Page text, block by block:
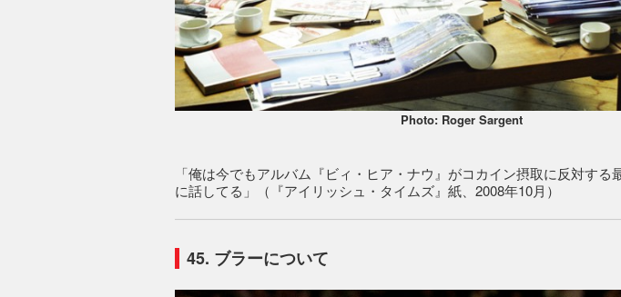
Photo: Roger Sargent
「俺は今でもアルバム『ビィ・ヒア・ナウ』がコカイン摂取に反対する
に話してる」（『アイリッシュ・タイムズ』紙、2008年10月）
45. ブラーについて